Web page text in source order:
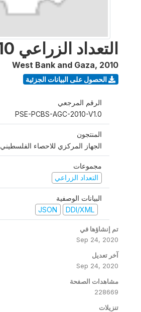
التعداد الزراعي 2010
West Bank and Gaza, 2010
الحصول على البيانات الجزئية
الرقم المرجعي
PSE-PCBS-AGC-2010-V1.0
المنتجون
الجهاز المركزي للاحصاء الفلسطيني
مجموعات
التعداد الزراعي
البيانات الوصفية
DDI/XML
JSON
تم إنشاؤها في
Sep 24, 2020
آخر تعديل
Sep 24, 2020
مشاهدات الصفحة
228669
تنزيلات